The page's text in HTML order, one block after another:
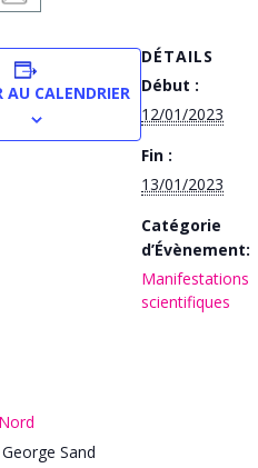
AU CALENDRIER
DÉTAILS
Début :
12/01/2023
Fin :
13/01/2023
Catégorie
d’Évènement:
Manifestations
scientifiques
Sand